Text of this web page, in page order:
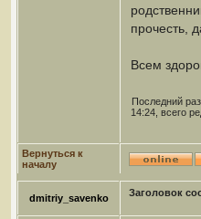
прочесть,
Всем
Последний
14:24, всего
Вернуться к
началу
dmitriy_savenko Заголовок